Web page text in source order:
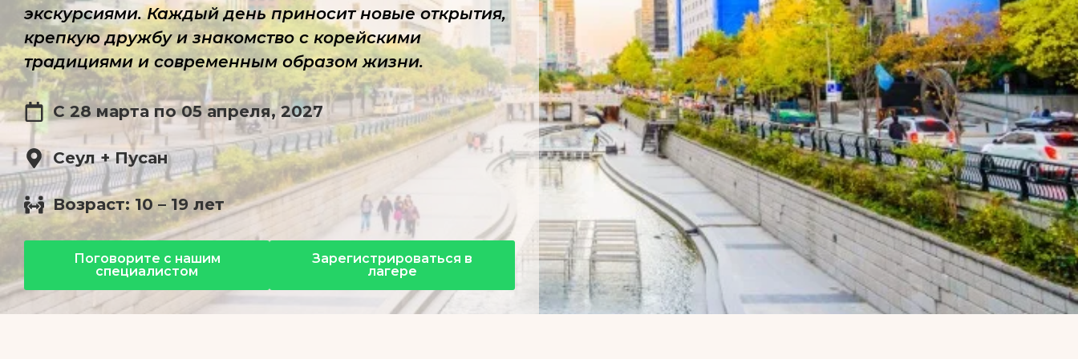
экскурсиями. Каждый день приносит новые открытия,
крепкую дружбу и знакомство с корейскими
традициями и современным образом жизни.
С 28 марта по 05 апреля, 2027
Сеул + Пусан
Возраст: 10 – 19 лет
Поговорите с нашим
специалистом
Зарегистрироваться в
лагере